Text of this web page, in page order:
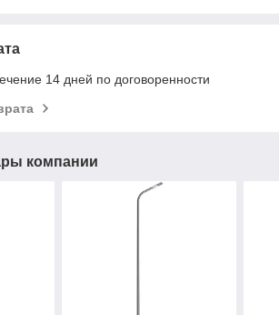
14 дней по договоренности
компании